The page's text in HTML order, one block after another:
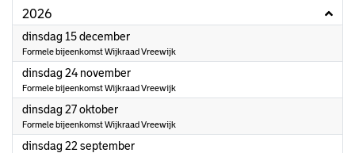
2026
dinsdag 15 december2026
Formele bijeenkomst Wijkraad Vreewijk
dinsdag 24 november2026
Formele bijeenkomst Wijkraad Vreewijk
dinsdag 27 oktober2026
Formele bijeenkomst Wijkraad Vreewijk
dinsdag 22 september2026